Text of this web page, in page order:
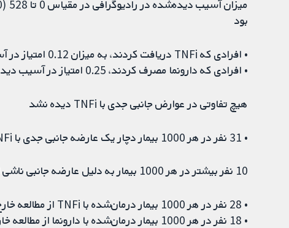
بود
• افرادی که TNFi دریافت کردند، به میزان 0.12 امتیاز در آسیب دیده‌شده در رادیوگرافی بهبود یافتند.
• افرادی که دارونما مصرف کردند، 0.25 امتیاز در آسیب دیده‌شده در رادیوگرافی بدتر شدند.
هیچ تفاوتی در عوارض جانبی جدی با TNFi دیده نشد
• 31 نفر در هر 1000 بیمار دچار یک عارضه جانبی جدی با TNFi و دارونما شدند.
10 نفر بیشتر در هر 1000 بیمار به دلیل عارضه جانبی ناشی از TNFi از ادامه درمان انصراف دادند
• 28 نفر در هر 1000 بیمار درمان‌شده با TNFi از مطالعه خارج شدند.
• 18 نفر در هر 1000 بیمار درمان‌شده با دارونما از مطالعه خارج شدند.